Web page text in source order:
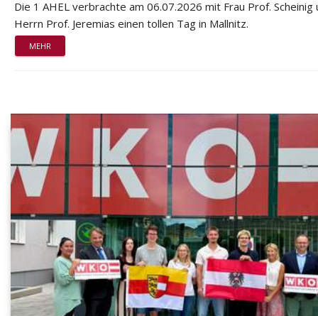
Die 1 AHEL verbrachte am 06.07.2026 mit Frau Prof. Scheinig
Herrn Prof. Jeremias einen tollen Tag in Mallnitz.
MEHR